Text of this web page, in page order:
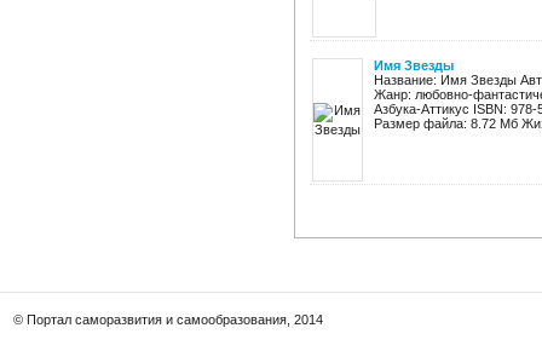
Имя Звезды
Название: Имя Звезды
Жанр: любовно-
Азбука-Аттикус ISBN:
Размер файла: 8.72 Мб
© Портал саморазвития и самообразования, 2014